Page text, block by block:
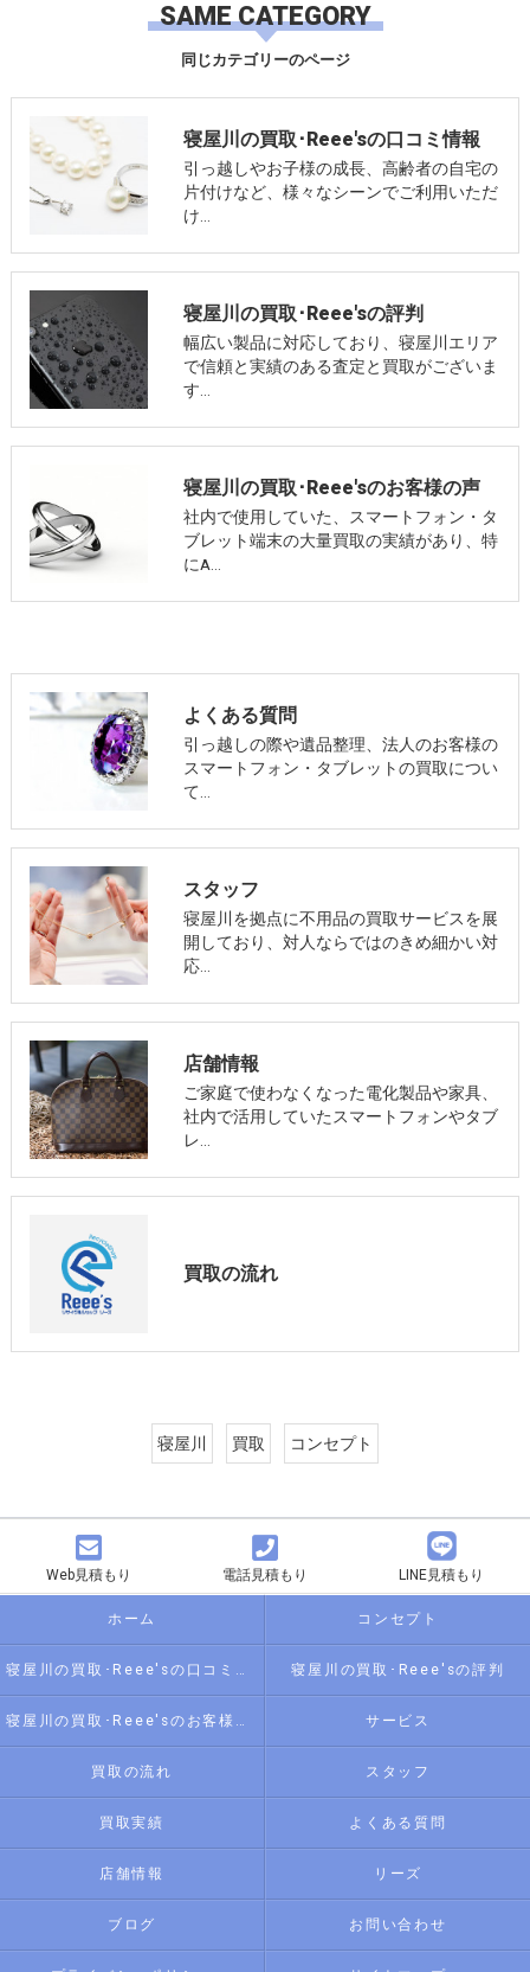
同じカテゴリーのページ
SAME CATEGORY
寝屋川の買取･Reee'sの口コミ情報
引っ越しやお子様の成長、高齢者の自宅の
片付けなど、様々なシーンでご利用いただ
け…
寝屋川の買取･Reee'sの評判
幅広い製品に対応しており、寝屋川エリア
で信頼と実績のある査定と買取がございま
す…
寝屋川の買取･Reee'sのお客様の声
社内で使用していた、スマートフォン・タ
ブレット端末の大量買取の実績があり、特
にA…
よくある質問
引っ越しの際や遺品整理、法人のお客様の
スマートフォン・タブレットの買取につい
て…
スタッフ
寝屋川を拠点に不用品の買取サービスを展
開しており、対人ならではのきめ細かい対
応…
店舗情報
ご家庭で使わなくなった電化製品や家具、
社内で活用していたスマートフォンやタブ
レ…
買取の流れ
寝屋川 買取 コンセプト
Web見積もり 電話見積もり LINE見積もり
ホーム コンセプト
寝屋川の買取･Reee'sの口コミ情報 寝屋川の買取･Reee'sの評判
寝屋川の買取･Reee'sのお客様の声 サービス
買取の流れ スタッフ
買取実績 よくある質問
店舗情報 リーズ
ブログ お問い合わせ